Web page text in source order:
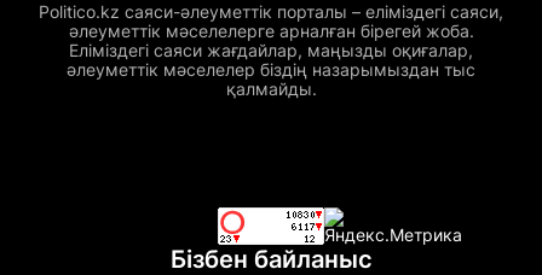
Politico.kz саяси-әлеуметтік порталы – еліміздегі саяси,
әлеуметтік мәселелерге арналған бірегей жоба.
Еліміздегі саяси жағдайлар, маңызды оқиғалар,
әлеуметтік мәселелер біздің назарымыздан тыс
қалмайды.
Бізбен байланыс